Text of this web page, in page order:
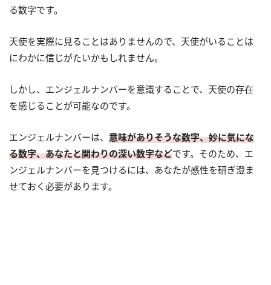
る数字です。
天使を実際に見ることはありませんので、天使がいることは
にわかに信じがたいかもしれません。
しかし、エンジェルナンバーを意識することで、天使の存在
を感じることが可能なのです。
エンジェルナンバーは、 意味がありそうな数字、妙に気にな
る数字、あなたと関わりの深い数字などです。そのため、エ
ンジェルナンバーを見つけるには、あなたが感性を研ぎ澄ま
せておく必要があります。